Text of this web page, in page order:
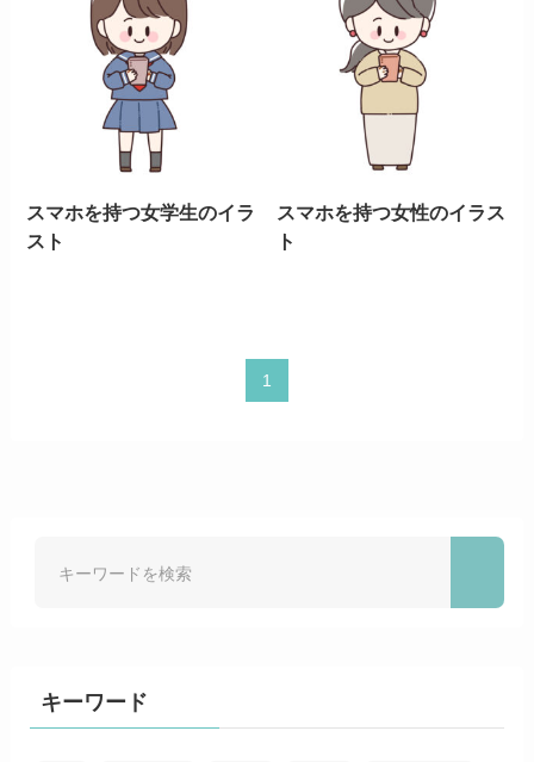
スマホを持つ女学生のイラ
スト
スマホを持つ女性のイラス
ト
1
キーワード